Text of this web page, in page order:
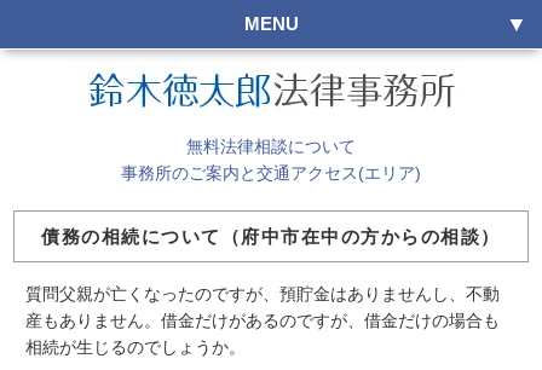
無料法律相談について
事務所のご案内と交通アクセス(エリア)
MENU
債務の相続について（府中市在中の方からの相談）
質問父親が亡くなったのですが、預貯金はありませんし、不動
産もありません。借金だけがあるのですが、借金だけの場合も
相続が生じるのでしょうか。